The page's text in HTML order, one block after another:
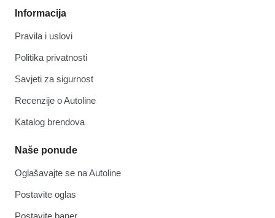
Informacija
Pravila i uslovi
Politika privatnosti
Savjeti za sigurnost
Recenzije o Autoline
Katalog brendova
Naše ponude
Oglašavajte se na Autoline
Postavite oglas
Postavite baner